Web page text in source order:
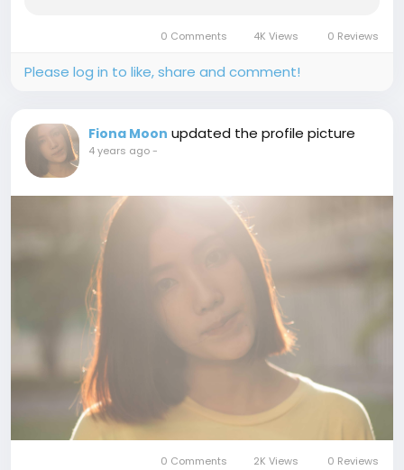
0 Comments 4K Views 0 Reviews
Please log in to like, share and comment!
Fiona Moon updated the profile picture
4 years ago-
0 Comments 2K Views 0 Reviews